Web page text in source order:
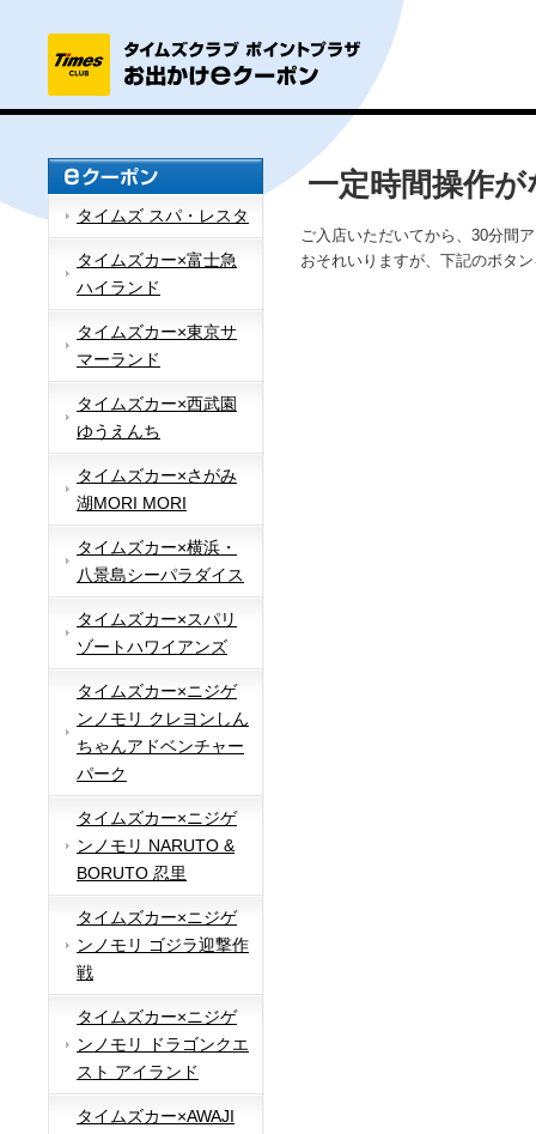
タイムズ スパ・レスタ
タイムズカー×富士急
ハイランド
タイムズカー×東京サ
マーランド
タイムズカー×西武園
ゆうえんち
タイムズカー×さがみ
湖MORI MORI
タイムズカー×横浜・
八景島シーパラダイス
タイムズカー×スパリ
ゾートハワイアンズ
タイムズカー×ニジゲ
ンノモリ クレヨンしん
ちゃんアドベンチャー
パーク
タイムズカー×ニジゲ
ンノモリ NARUTO &
BORUTO 忍里
タイムズカー×ニジゲ
ンノモリ ゴジラ迎撃作
戦
タイムズカー×ニジゲ
ンノモリ ドラゴンクエ
スト アイランド
タイムズカー×AWAJI
一定時間操作
ご入店いただいてから、30分間
おそれいりますが、下記のボタ